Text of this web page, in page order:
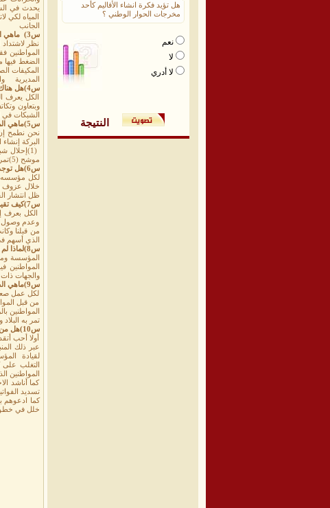
يحدث في
المياه لكي
الجانب
س3) ماهي استعداداتكم لاستقبال صيف هذا العام؟
نظر
المواطنين
الضغط فيها
المكيفات
المديرية والتي
س4)هل هناك مشاريع جديدة تم تنفيذها المؤسسة خلال عام 2012م؟
الكل يعرف
وبتعاون
الشبكات في
س5)ماهي المشاريع التي سيتم تنفيذها خالا عام 2013م ؟
البركة
موشح (5)تمرير الخط الناقل من جولة بحيرة إلى خزان الحوطه .
س6)هل توجد مديونية للمؤسسة لدى المواطنين وكم حجمها ؟
خلال عزوف
ظل انتشار
س7)كيف تقيمون عمل المؤسسة خلال تلك الفترة ؟
الكل بعرف
وعدم وصول
من قبلنا
الذي أسهم
س8)لماذا لم تتخذ المؤسسة إجراءات ضد هولا الناس الممتنعين عن التسديد ؟
المؤسسة
المواطنين
والجهات ذات
س9)ماهي الصعوبات التي تواجهكم في تسير عمل المؤسسة ؟
لكل عمل
من قبل
المواطنين
تمر به
س10)هل من كلمة أخيره تحب تقولها ؟
أولا أحب
عبر ذلك
لقيادة
التغلب على
المواطنين
كما أناشد
تسديد
كما ادعوهم
خلل في خطوط
هل تؤيد فكرة انشاء الأقاليم كأحد
مخرجات الحوار الوطني ؟
نعم
لا
لا أدري
النتيجة